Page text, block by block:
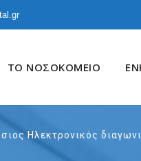
content
ΤΟ ΝΟΣΟΚΟΜΕΙΟ
Ηλεκτρονικός